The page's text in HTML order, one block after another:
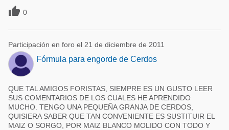
 0
Participación en foro el 21 de diciembre de 2011
Fórmula para engorde de Cerdos
QUE TAL AMIGOS FORISTAS, SIEMPRE ES UN GUSTO LEER
SUS COMENTARIOS DE LOS CUALES HE APRENDIDO
MUCHO. TENGO UNA PEQUEÑA GRANJA DE CERDOS,
QUISIERA SABER QUE TAN CONVENIENTE ES SUSTITUIR EL
MAIZ O SORGO, POR MAIZ BLANCO MOLIDO CON TODO Y